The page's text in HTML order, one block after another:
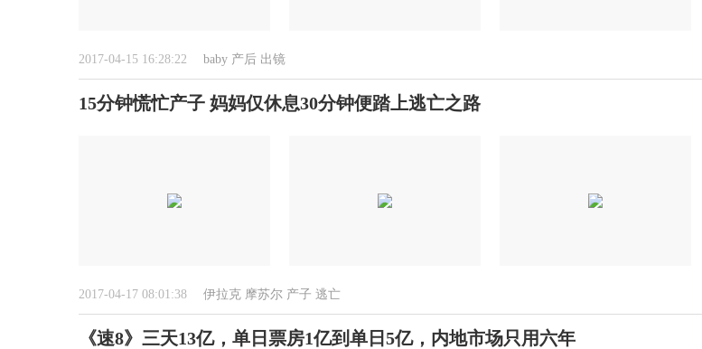
2017-04-15 16:28:22 baby 产后 出镜
15分钟慌忙产子 妈妈仅休息30分钟便踏上逃亡之路
2017-04-17 08:01:38 伊拉克 摩苏尔 产子 逃亡
《速8》三天13亿，单日票房1亿到单日5亿，内地市场只用六年